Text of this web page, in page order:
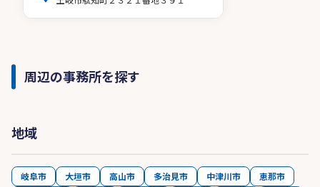
周辺の事務所を探す
地域
岐阜市 大垣市 高山市 多治見市 中津川市
恵那市